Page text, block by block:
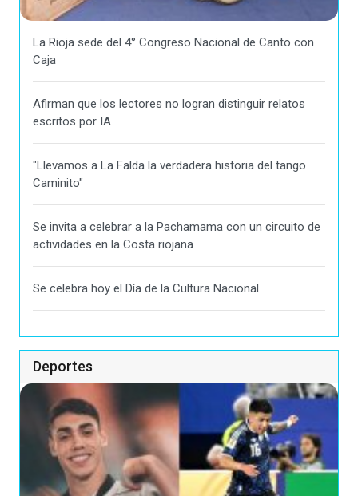
La Rioja sede del 4° Congreso Nacional de Canto con
Caja
Afirman que los lectores no logran distinguir relatos
escritos por IA
"Llevamos a La Falda la verdadera historia del tango
Caminito"
Se invita a celebrar a la Pachamama con un circuito de
actividades en la Costa riojana
Se celebra hoy el Día de la Cultura Nacional
Deportes